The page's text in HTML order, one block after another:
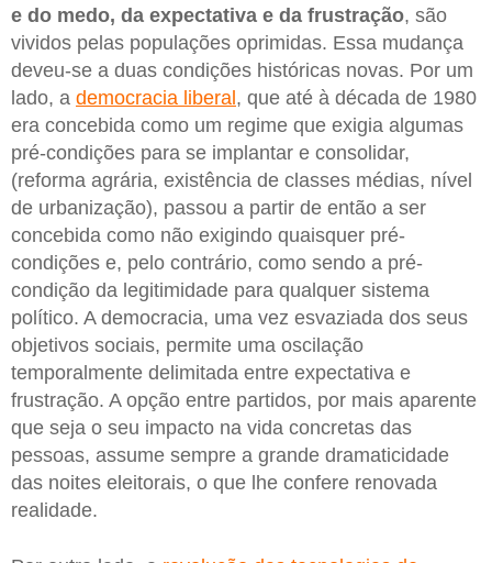
e do medo, da expectativa e da frustração, são
vividos pelas populações oprimidas. Essa mudança
deveu-se a duas condições históricas novas. Por um
lado, a democracia liberal, que até à década de 1980
era concebida como um regime que exigia algumas
pré-condições para se implantar e consolidar,
(reforma agrária, existência de classes médias, nível
de urbanização), passou a partir de então a ser
concebida como não exigindo quaisquer pré-
condições e, pelo contrário, como sendo a pré-
condição da legitimidade para qualquer sistema
político. A democracia, uma vez esvaziada dos seus
objetivos sociais, permite uma oscilação
temporalmente delimitada entre expectativa e
frustração. A opção entre partidos, por mais aparente
que seja o seu impacto na vida concretas das
pessoas, assume sempre a grande dramaticidade
das noites eleitorais, o que lhe confere renovada
realidade.